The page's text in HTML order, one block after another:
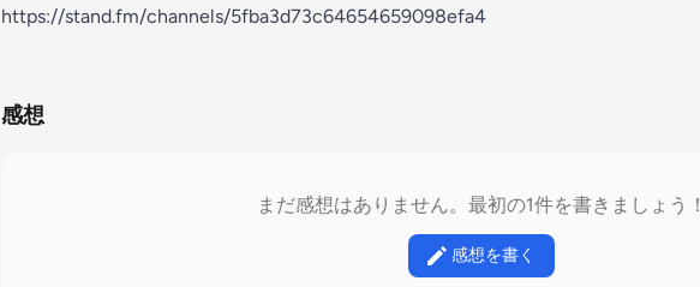
https://stand.fm/channels/5fba3d73c64654659098efa4
感想
まだ感想はありません。最初の1件を書きましょう！
感想を書く